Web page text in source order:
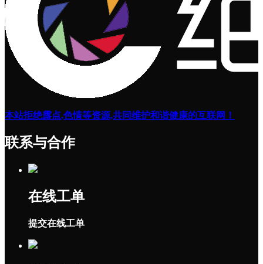
本站拒绝露点,色情等资源,共同维护和谐健康的互联网！
联系与合作
在线工单
提交在线工单